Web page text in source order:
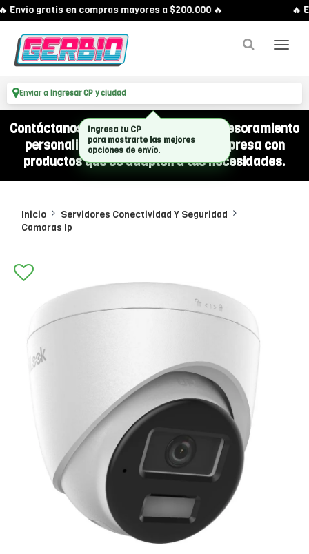
Envío gratis en compras mayores a $200.000 🔥 🔥
Enviar a Ingresar CP y ciudad
Contáctanos por WhatsApp y recibí asesoramiento
personalizado para equipar a tu empresa con
productos que se adapten a tus necesidades.
Inicio
Servidores Conectividad Y Seguridad
Camaras Ip
Ingresa tu CP
para mostrarte las mejores
opciones de envío.